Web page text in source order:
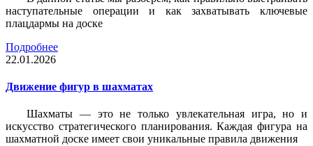
наступательные операции и как захватывать ключевые
плацдармы на доске
Подробнее
22.01.2026
Движение фигур в шахматах
Шахматы — это не только увлекательная игра, но и
искусство стратегического планирования. Каждая фигура на
шахматной доске имеет свои уникальные правила движения